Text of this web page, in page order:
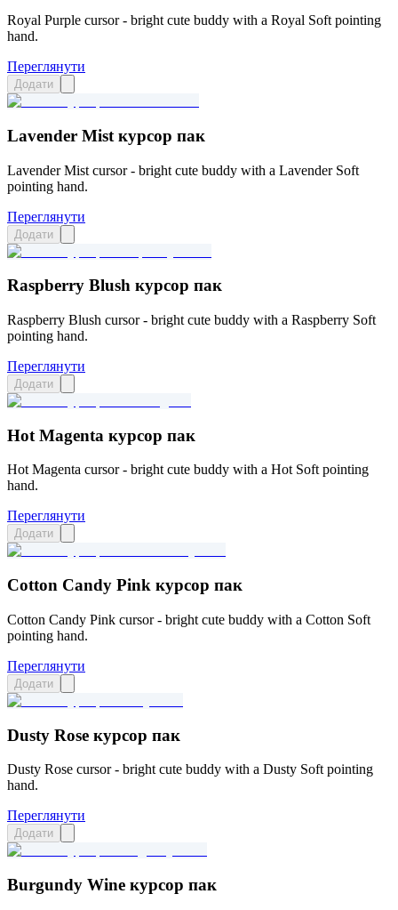
Royal Purple cursor - bright cute buddy with a Royal Soft pointing
hand.
Переглянути
Додати
Lavender Mist курсор пак
Lavender Mist cursor - bright cute buddy with a Lavender Soft
pointing hand.
Переглянути
Додати
Raspberry Blush курсор пак
Raspberry Blush cursor - bright cute buddy with a Raspberry Soft
pointing hand.
Переглянути
Додати
Hot Magenta курсор пак
Hot Magenta cursor - bright cute buddy with a Hot Soft pointing
hand.
Переглянути
Додати
Cotton Candy Pink курсор пак
Cotton Candy Pink cursor - bright cute buddy with a Cotton Soft
pointing hand.
Переглянути
Додати
Dusty Rose курсор пак
Dusty Rose cursor - bright cute buddy with a Dusty Soft pointing
hand.
Переглянути
Додати
Burgundy Wine курсор пак